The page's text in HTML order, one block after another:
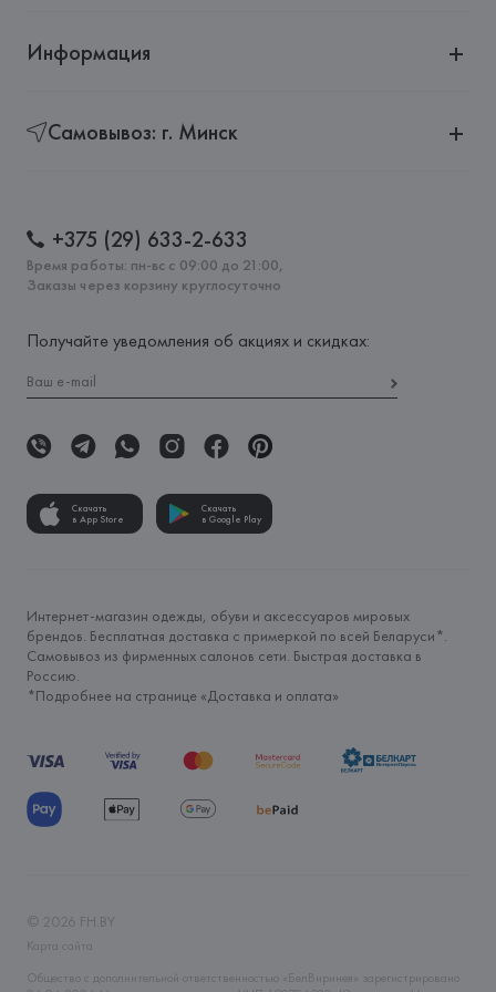
Информация
Самовывоз: г. Минск
+375 (29) 633-2-633
Время работы: пн-вс с 09:00 до 21:00,
Заказы через корзину круглосуточно
Получайте уведомления об акциях и скидках:
Скачать
в App Store
Скачать
в Google Play
Интернет-магазин одежды, обуви и аксессуаров мировых
брендов. Бесплатная доставка с примеркой по всей Беларуси*.
Самовывоз из фирменных салонов сети. Быстрая доставка в
Россию.
*Подробнее на странице «Доставка и оплата»
© 2026 FH.BY
Карта сайта
Общество с дополнительной ответственностью «БелВиринея» зарегистрировано